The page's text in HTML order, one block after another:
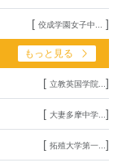
[ 佼成学園女子中... ]
もっと見る
[ 立教英国学院... ]
[ 大妻多摩中学... ]
[ 拓殖大学第一... ]